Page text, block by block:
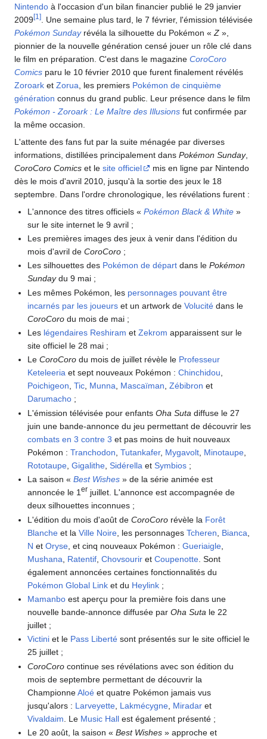
Nintendo à l'occasion d'un bilan financier publié le 29 janvier
2009[1 ]
. Une semaine plus tard, le 7 février, l'émission télévisée
Pokémon Sundayrévéla la silhouette du Pokémon « Z »,
pionnier de la nouvelle génération censé jouer un rôle clé dans
le film en préparation. C'est dans le magazine CoroCoro
Comics paru le 10 février 2010 que furent finalement révélés
Zoroark et Zorua , les premiers Pokémon de cinquième
génération connus du grand public. Leur présence dans le film
Pokémon - Zoroark : Le Maître des Illusions fut confirmée par
la même occasion.
L'attente des fans fut par la suite ménagée par diverses
informations, distillées principalement dans Pokémon Sunday,
CoroCoro Comics et le site officiel
mis en ligne par Nintendo
dès le mois d'avril 2010, jusqu'à la sortie des jeux le 18
septembre. Dans l'ordre chronologique, les révélations furent :
L'annonce des titres officiels « Pokémon Black & White »
sur le site internet le 9 avril ;
Les premières images des jeux à venir dans l'édition du
mois d'avril deCoroCoro ;
Les silhouettes des Pokémon de départ dans lePokémon
Sundaydu 9 mai ;
Les mêmes Pokémon, les personnages pouvant être
incarnés par les joueurs et un artwork deVolucité dans le
CoroCoro du mois de mai ;
Les légendaires Reshiram etZekrom apparaissent sur le
site officiel le 28 mai ;
LeCoroCoro du mois de juillet révèle le Professeur
Keteleeria et sept nouveaux Pokémon :Chinchidou,
Poichigeon,Tic, Munna, Mascaïman,Zébibron et
Darumacho ;
L'émission télévisée pour enfantsOha Suta diffuse le 27
juin une bande-annonce du jeu permettant de découvrir les
combats en 3 contre 3 et pas moins de huit nouveaux
Pokémon :Tranchodon ,Tutankafer, Mygavolt Minotaupe
Rototaupe ,Gigalithe ,Sidérella etSymbios ;
La saison « Best Wishes » de la série animée est
annoncée le 1er juillet. L'annonce est accompagnée de
deux silhouettes inconnues ;
L'édition du mois d'août deCoroCoro révèle la Forêt
Blanche et laVille Noire , les personnagesTcheren Bianca
N etOryse , et cinq nouveaux Pokémon :Gueriaigle
Mushana
Ratentif ,Chovsourir etCoupenotte . Sont
également annoncées certaines fonctionnalités du
Pokémon Global Link et du Heylink ;
Mamanbo est aperçu pour la première fois dans une
nouvelle bande-annonce diffusée parOha Suta le 22
juillet ;
Victini et le Pass Liberté sont présentés sur le site officiel le
25 juillet ;
CoroCoro continue ses révélations avec son édition du
mois de septembre permettant de découvrir la
ChampionneAloé et quatre Pokémon jamais vus
jusqu'alors : Larveyette Lakmécygne Miradar et
Vivaldaim . Le Music Hall est également présenté ;
Le 20 août, la saison « Best Wishes » approche et